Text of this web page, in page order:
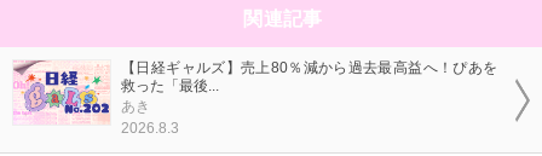
関連記事
【日経ギャルズ】売上80％減から過去最高益へ！ぴあを
救った「最後...
あき
2026.8.3